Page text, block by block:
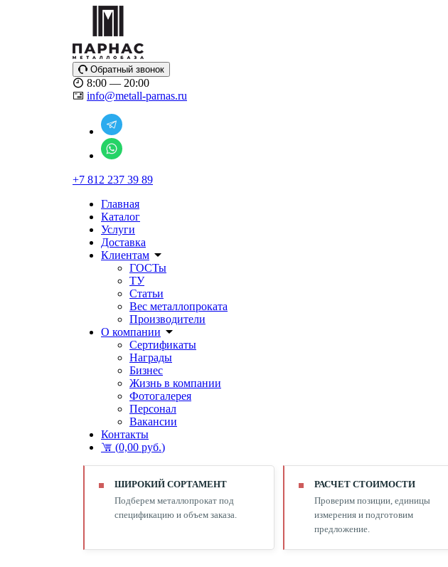
Обратный звонок
8:00 — 20:00
info@metall-parnas.ru
+7 812 237 39 89
Главная
Каталог
Услуги
Доставка
Клиентам
ГОСТы
ТУ
Статьи
Вес металлопроката
Производители
О компании
Сертификаты
Награды
Бизнес
Жизнь в компании
Фотогалерея
Персонал
Вакансии
Контакты
(0,00 руб.)
ШИРОКИЙ СОРТАМЕНТ
Подберем металлопрокат под
спецификацию и объем заказа.
РАСЧЕТ СТОИМОСТИ
Проверим позиции, единицы
измерения и подготовим
предложение.